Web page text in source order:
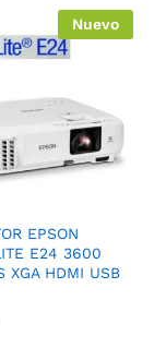
Nuevo
EPSON
E24 3600
XGA HDMI USB